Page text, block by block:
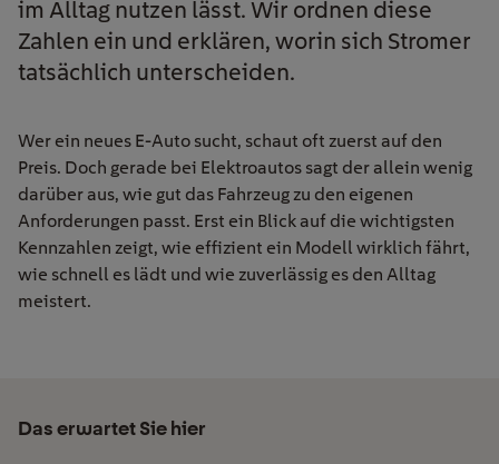
im Alltag nutzen lässt. Wir ordnen diese
Zahlen ein und erklären, worin sich Stromer
tatsächlich unterscheiden.
Wer ein neues E-Auto sucht, schaut oft zuerst auf den
Preis. Doch gerade bei Elektroautos sagt der allein wenig
darüber aus, wie gut das Fahrzeug zu den eigenen
Anforderungen passt. Erst ein Blick auf die wichtigsten
Kennzahlen zeigt, wie effizient ein Modell wirklich fährt,
wie schnell es lädt und wie zuverlässig es den Alltag
meistert.
Das erwartet Sie hier